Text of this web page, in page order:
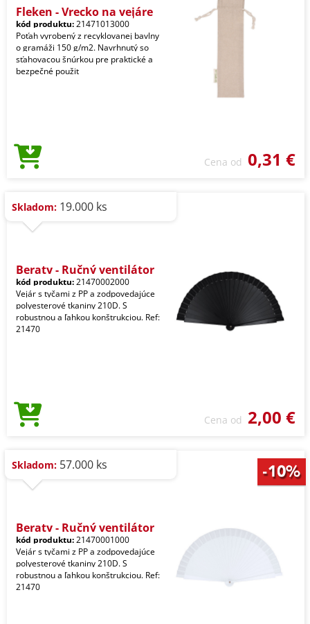
Fleken - Vrecko na vejáre
kód produktu:21471013000
Poťah vyrobený z recyklovanej bavlny
o gramáži 150 g/m2. Navrhnutý so
sťahovacou šnúrkou pre praktické a
bezpečné použit
Cena od 0,31 €
Skladom: 19.000 ks
Beraty - Ručný ventilátor
kód produktu:21470002000
Vejár s tyčami z PP a zodpovedajúce
polyesterové tkaniny 210D. S
robustnou a ľahkou konštrukciou. Ref:
21470
Cena od 2,00 €
Skladom: 57.000 ks
Beraty - Ručný ventilátor
kód produktu:21470001000
Vejár s tyčami z PP a zodpovedajúce
polyesterové tkaniny 210D. S
robustnou a ľahkou konštrukciou. Ref:
21470